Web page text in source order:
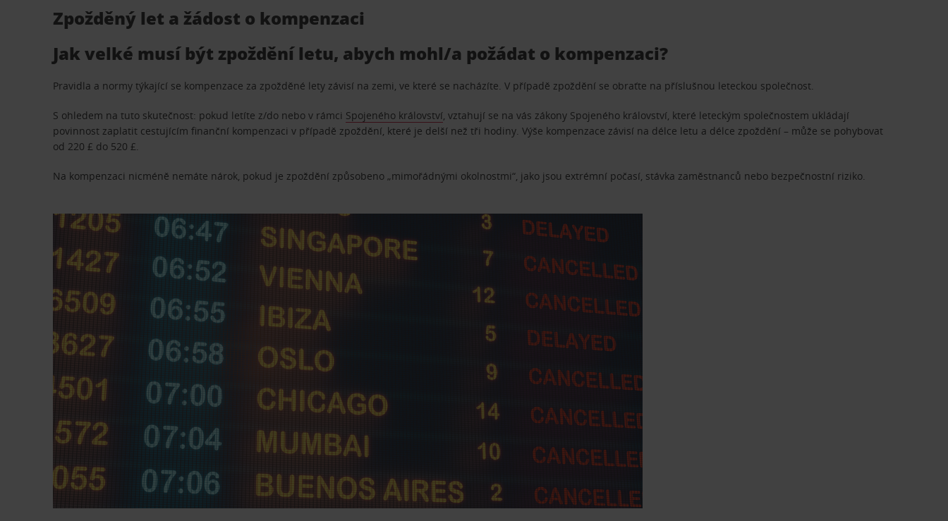
Zpožděný let a žádost o kompenzaci
Jak velké musí být zpoždění letu, abych mohl/a požádat o kompenzaci?
Pravidla a normy týkající se kompenzace za zpožděné lety závisí na zemi, ve které se nacházíte. V případě zpoždění se obraťte na příslušnou leteckou společnost.
S ohledem na tuto skutečnost: pokud letíte z/do nebo v rámci Spojeného království, vztahují se na vás zákony Spojeného království, které leteckým společnostem ukládají
povinnost zaplatit cestujícím finanční kompenzaci v případě zpoždění, které je delší než tři hodiny. Výše kompenzace závisí na délce letu a délce zpoždění – může se pohybovat
od 220 £ do 520 £.
Na kompenzaci nicméně nemáte nárok, pokud je zpoždění způsobeno „mimořádnými okolnostmi“, jako jsou extrémní počasí, stávka zaměstnanců nebo bezpečnostní riziko.